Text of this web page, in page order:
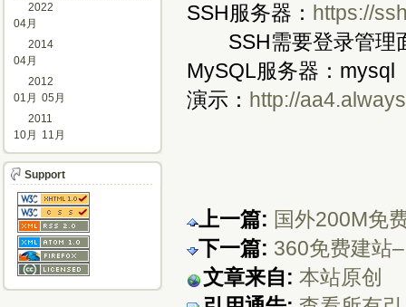
SSH服务器： https://
SSH需要登录管理
MySQL服务器：mysql
演示： http://
上一篇: 国外200M免
下一篇: 360免费建站
文章来自: 本站原创
2022
04月
2014
04月
2012
01月 05月
2011
10月
11月
Support